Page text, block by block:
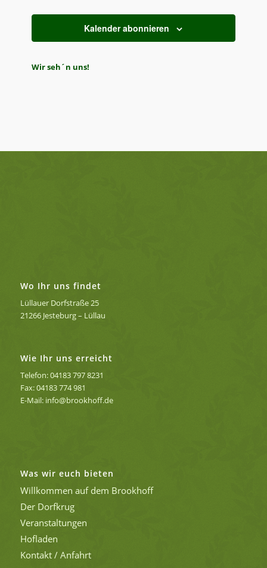
Kalender abonnieren
Wir seh´n uns!
Wo Ihr uns findet
Lüllauer Dorfstraße 25
21266 Jesteburg – Lüllau
Wie Ihr uns erreicht
Telefon: 04183 797 8231
Fax: 04183 774 981
E-Mail: info@brookhoff.de
Was wir euch bieten
Willkommen auf dem Brookhoff
Der Dorfkrug
Veranstaltungen
Hofladen
Kontakt / Anfahrt